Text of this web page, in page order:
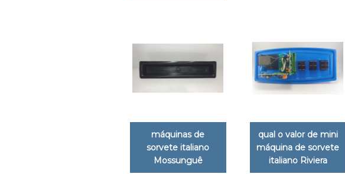
máquinas de
sorvete italiano
Mossunguê
qual o valor de mini
máquina de sorvete
italiano Riviera